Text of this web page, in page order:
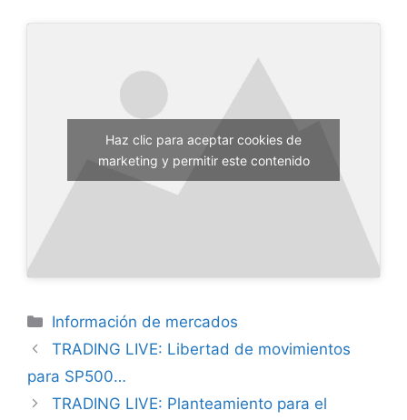
Haz clic para aceptar cookies de
marketing y permitir este contenido
Categorías
Información de mercados
TRADING LIVE: Libertad de movimientos
para SP500…
TRADING LIVE: Planteamiento para el